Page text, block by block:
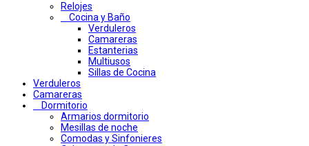
Relojes
Cocina y Baño
Verduleros
Camareras
Estanterias
Multiusos
Sillas de Cocina
Verduleros
Camareras
Dormitorio
Armarios dormitorio
Mesillas de noche
Comodas y Sinfonieres